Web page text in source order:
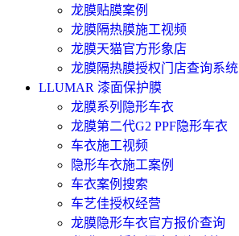
龙膜贴膜案例
龙膜隔热膜施工视频
龙膜天猫官方形象店
龙膜隔热膜授权门店查询系统
LLUMAR 漆面保护膜
龙膜系列隐形车衣
龙膜第二代G2 PPF隐形车衣
车衣施工视频
隐形车衣施工案例
车衣案例搜索
车艺佳授权经营
龙膜隐形车衣官方报价查询